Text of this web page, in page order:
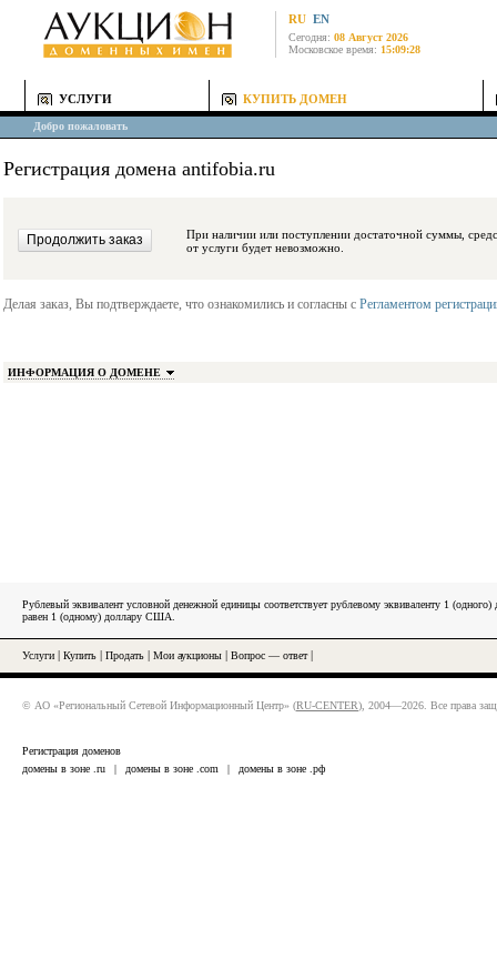
RU EN
Сегодня: 08 Август 2026
Московское время: 15:09:28
УСЛУГИ КУПИТЬ ДОМЕН
Добро пожаловать
Регистрация домена antifobia.ru
При наличии или поступлении достаточной суммы, средства будут
от услуги будет невозможно.
Делая заказ, Вы подтверждаете, что ознакомились и согласны с Регламентом
ИНФОРМАЦИЯ О ДОМЕНЕ
Рублевый эквивалент условной денежной единицы соответствует рублевому эквиваленту 1
равен 1 (одному) доллару США.
Услуги Купить Продать Мои аукционы Вопрос — ответ|
© АО «Региональный Сетевой Информационный Центр» (RU-CENTER), 2004—2026. Все права
Регистрация доменов
домены в зоне .ru
| домены в зоне .com | домены в зоне .рф